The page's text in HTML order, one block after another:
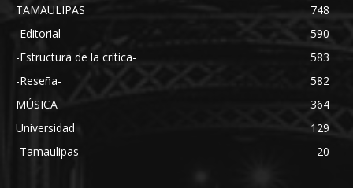
TAMAULIPAS
748
-Editorial-
590
-Estructura de la crítica-
583
-Reseña-
582
MÚSICA
364
Universidad
129
-Tamaulipas-
20